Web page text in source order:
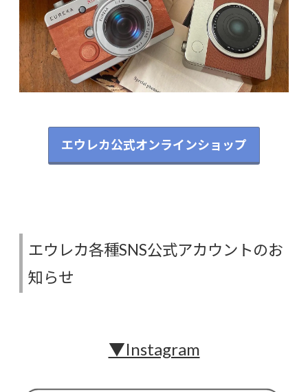
エウレカ公式オンラインショップ
エウレカ各種SNS公式アカウントのお
知らせ
▼Instagram